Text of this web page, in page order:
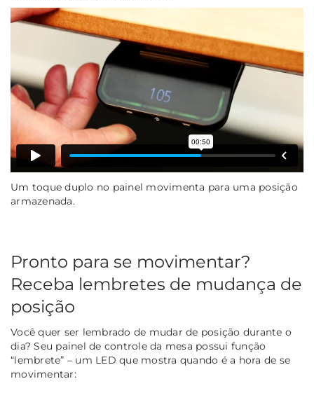
Um toque duplo no painel movimenta para uma posição
armazenada.
Pronto para se movimentar?
Receba lembretes de mudança de
posição
Você quer ser lembrado de mudar de posição durante o
dia? Seu painel de controle da mesa possui função
“lembrete” – um LED que mostra quando é a hora de se
movimentar: